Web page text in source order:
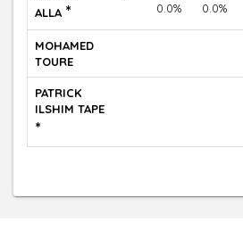
ALLA *
0.0%
0.0%
MOHAMED
TOURE
PATRICK
ILSHIM TAPE
*